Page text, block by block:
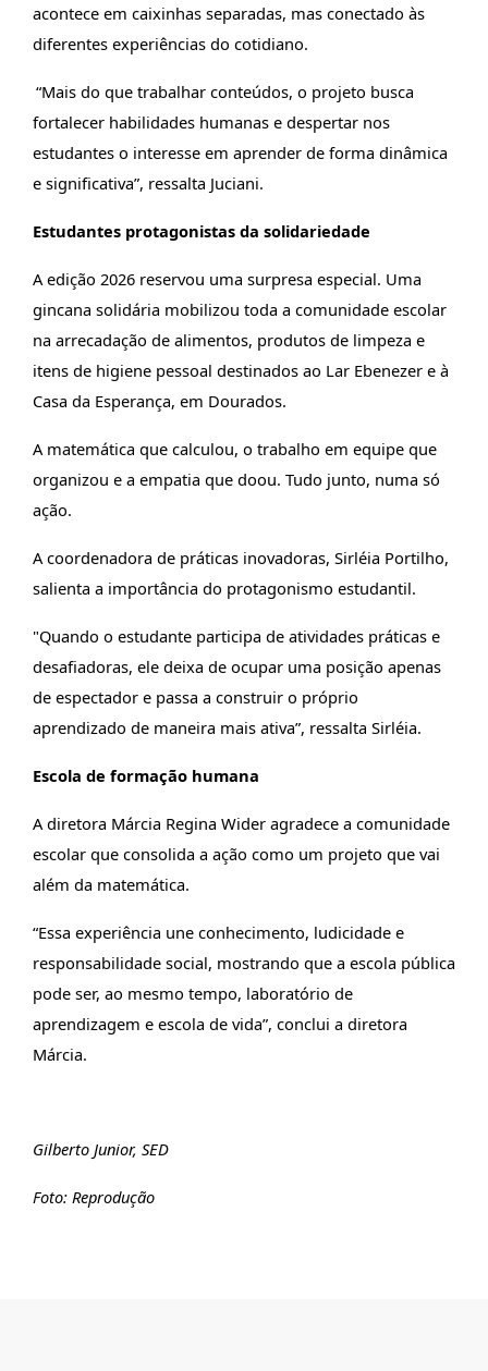
acontece em caixinhas separadas, mas conectado às
diferentes experiências do cotidiano.
“Mais do que trabalhar conteúdos, o projeto busca
fortalecer habilidades humanas e despertar nos
estudantes o interesse em aprender de forma dinâmica
e significativa”, ressalta Juciani.
Estudantes protagonistas da solidariedade
A edição 2026 reservou uma surpresa especial. Uma
gincana solidária mobilizou toda a comunidade escolar
na arrecadação de alimentos, produtos de limpeza e
itens de higiene pessoal destinados ao Lar Ebenezer e à
Casa da Esperança, em Dourados.
A matemática que calculou, o trabalho em equipe que
organizou e a empatia que doou. Tudo junto, numa só
ação.
A coordenadora de práticas inovadoras, Sirléia Portilho,
salienta a importância do protagonismo estudantil.
"Quando o estudante participa de atividades práticas e
desafiadoras, ele deixa de ocupar uma posição apenas
de espectador e passa a construir o próprio
aprendizado de maneira mais ativa”, ressalta Sirléia.
Escola de formação humana
A diretora Márcia Regina Wider agradece a comunidade
escolar que consolida a ação como um projeto que vai
além da matemática.
“Essa experiência une conhecimento, ludicidade e
responsabilidade social, mostrando que a escola pública
pode ser, ao mesmo tempo, laboratório de
aprendizagem e escola de vida”, conclui a diretora
Márcia.
Gilberto Junior, SED
Foto: Reprodução